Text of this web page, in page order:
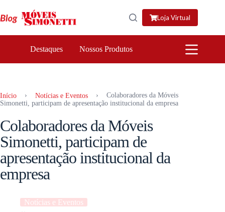
para
o
Loja Virtual
Destaques Nossos Produtos
Início › Notícias e Eventos ›
Colaboradores da Móveis
Simonetti, participam de apresentação institucional da empresa
Colaboradores da Móveis
Simonetti, participam de
apresentação institucional da
empresa
Notícias e Eventos